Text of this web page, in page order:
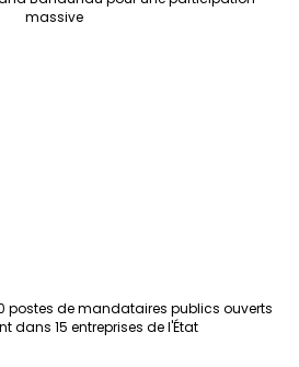
massive
postes de mandataires publics ouverts
dans 15 entreprises de l'État